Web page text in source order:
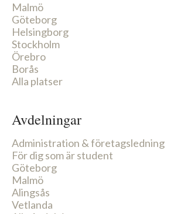
Malmö
Göteborg
Helsingborg
Stockholm
Örebro
Borås
Alla platser
Avdelningar
Administration & företagsledning
För dig som är student
Göteborg
Malmö
Alingsås
Vetlanda